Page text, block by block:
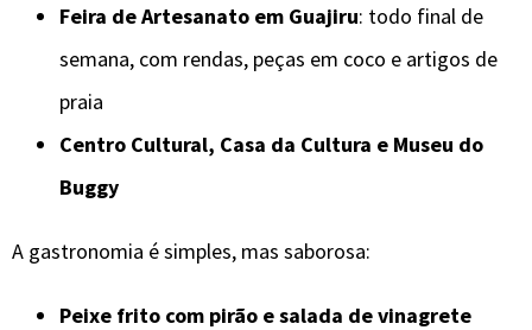
Feira de Artesanato em Guajiru: todo final de
semana, com rendas, peças em coco e artigos de
praia
Centro Cultural, Casa da Cultura e Museu do
Buggy
A gastronomia é simples, mas saborosa:
Peixe frito com pirão e salada de vinagrete